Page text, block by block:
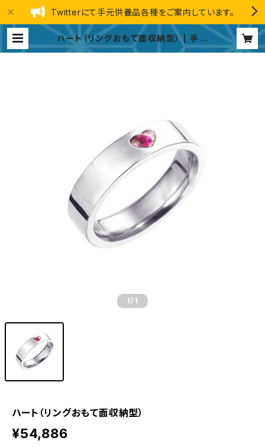
Twitterにて手元供養品各種をご案内しています。
ハート（リングおもて面収納型） | 手元
供養品 総合ストア GINGA
1 /1
ハート（リングおもて面収納型）
¥54,886